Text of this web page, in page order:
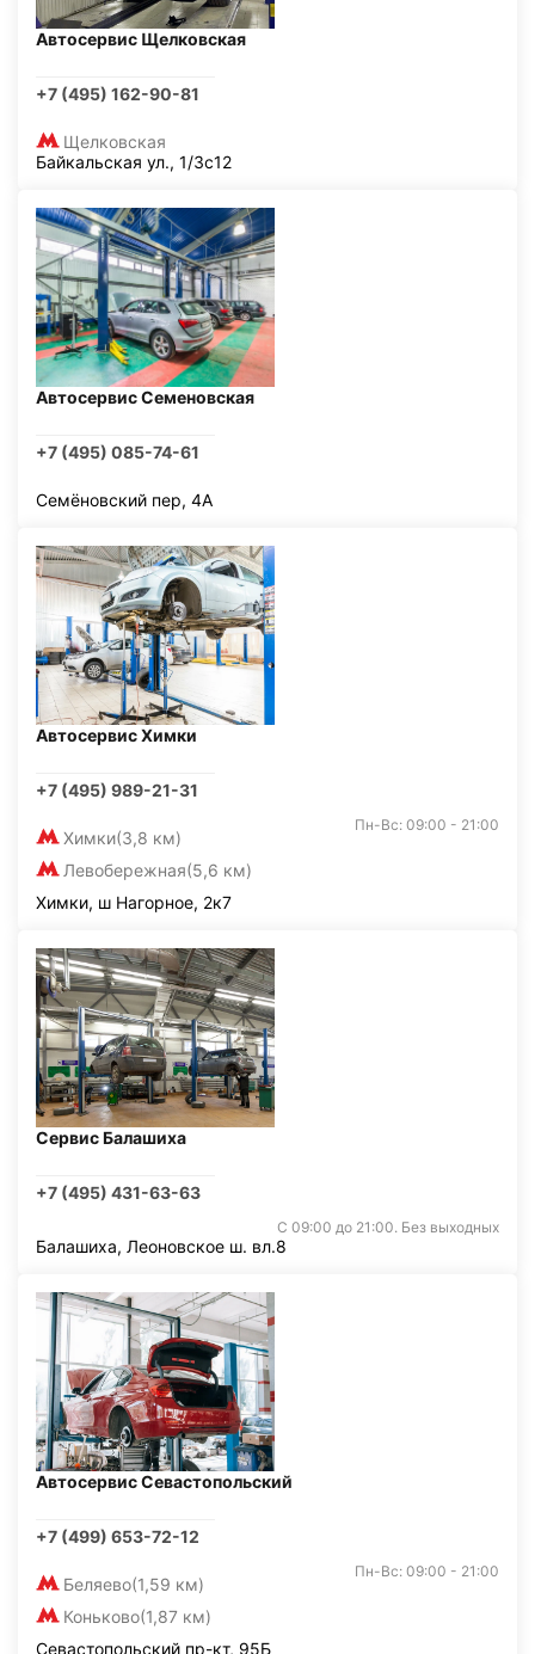
Автосервис Щелковская
+7 (495) 162-90-81
Щелковская
Байкальская ул., 1/3с12
Автосервис Семеновская
+7 (495) 085-74-61
Семёновский пер, 4А
Автосервис Химки
+7 (495) 989-21-31
Химки(3,8 км)
Левобережная(5,6 км)
Пн-Вс: 09:00 - 21:00
Химки, ш Нагорное, 2к7
Сервис Балашиха
+7 (495) 431-63-63
С 09:00 до 21:00. Без выходных
Балашиха, Леоновское ш. вл.8
Автосервис Севастопольский
+7 (499) 653-72-12
Беляево(1,59 км)
Коньково(1,87 км)
Пн-Вс: 09:00 - 21:00
Севастопольский пр-кт, 95Б